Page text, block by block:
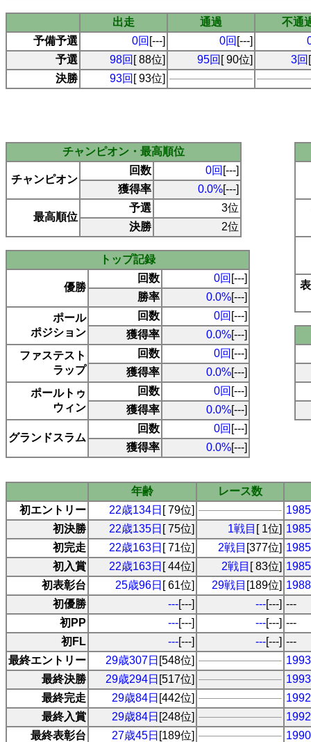
出走 通過
不通
予備予選
0回 [---] 0回 [---]
予選
98回 [ 88位] 95回 [ 90位] 3回
決勝
93回 [ 93位]
チャンピオン・最高順位
チャンピオン
回数 0回 [---]
獲得率
0.0%[---]
最高順位
予選
3位
決勝
2位
トップ記録
優勝
回数 0回 [---]
勝率
0.0%[---]
ポール
ポジション
回数 0回 [---]
獲得率
0.0%[---]
ファステスト
ラップ
回数 0回 [---]
獲得率
0.0%[---]
ポールトゥ
ウィン
回数 0回 [---]
獲得率
0.0%[---]
グランドスラム
回数 0回 [---]
獲得率
0.0%[---]
年齢
レース数
初エントリー
22歳134日 [ 79位]
初決勝
22歳135日 [ 75位] 1戦目 [ 1位]
初完走
22歳163日 [ 71位] 2戦目 [377位]
初入賞
22歳163日 [ 44位] 2戦目 [ 83位]
初表彰台
25歳96日 [ 61位] 29戦目 [189位]
初優勝
---[---] ---[---] ---
初PP
---[---] ---[---] ---
初FL
---[---] ---[---] ---
最終エントリー
29歳307日 [548位]
最終決勝
29歳294日 [517位]
最終完走
29歳84日 [442位]
最終入賞
29歳84日 [248位]
最終表彰台
27歳45日 [189位]